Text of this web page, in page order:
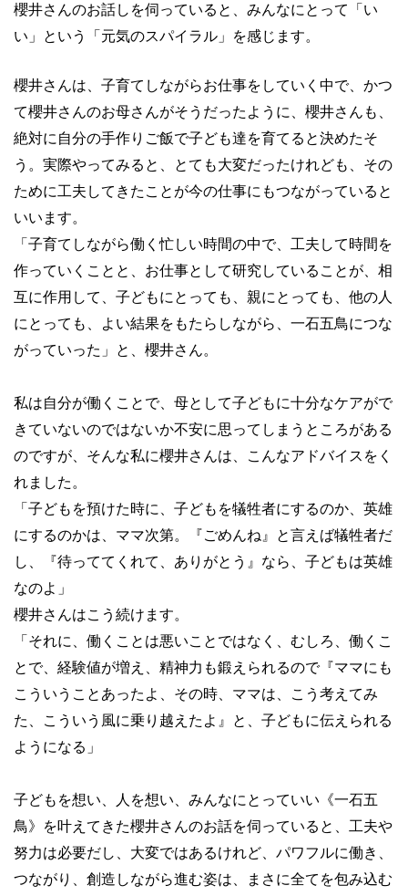
櫻井さんのお話しを伺っていると、みんなにとって「い
い」という「元気のスパイラル」を感じます。
櫻井さんは、子育てしながらお仕事をしていく中で、かつ
て櫻井さんのお母さんがそうだったように、櫻井さんも、
絶対に自分の手作りご飯で子ども達を育てると決めたそ
う。実際やってみると、とても大変だったけれども、その
ために工夫してきたことが今の仕事にもつながっていると
いいます。
「子育てしながら働く忙しい時間の中で、工夫して時間を
作っていくことと、お仕事として研究していることが、相
互に作用して、子どもにとっても、親にとっても、他の人
にとっても、よい結果をもたらしながら、一石五鳥につな
がっていった」と、櫻井さん。
私は自分が働くことで、母として子どもに十分なケアがで
きていないのではないか不安に思ってしまうところがある
のですが、そんな私に櫻井さんは、こんなアドバイスをく
れました。
「子どもを預けた時に、子どもを犠牲者にするのか、英雄
にするのかは、ママ次第。『ごめんね』と言えば犠牲者だ
し、『待っててくれて、ありがとう』なら、子どもは英雄
なのよ」
櫻井さんはこう続けます。
「それに、働くことは悪いことではなく、むしろ、働くこ
とで、経験値が増え、精神力も鍛えられるので『ママにも
こういうことあったよ、その時、ママは、こう考えてみ
た、こういう風に乗り越えたよ』と、子どもに伝えられる
ようになる」
子どもを想い、人を想い、みんなにとっていい《一石五
鳥》を叶えてきた櫻井さんのお話を伺っていると、工夫や
努力は必要だし、大変ではあるけれど、パワフルに働き、
つながり、創造しながら進む姿は、まさに全てを包み込む